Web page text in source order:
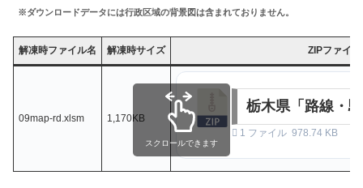
※ダウンロードデータには行政区域の背景図は含まれておりません。
解凍時ファイル名 解凍時サイズ ZIPファイ
09map-rd.xlsm 1,170KB
栃木県「路線・
1 ファイル 978.74 KB
スクロールできます